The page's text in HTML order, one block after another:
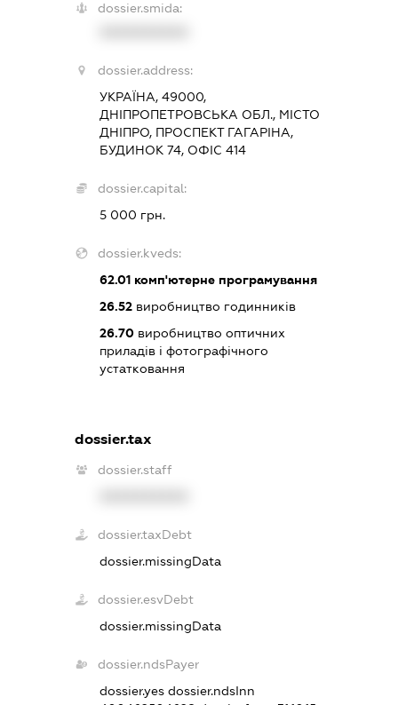
dossier.smida:
dossier.address:
УКРАЇНА, 49000,
ДНІПРОПЕТРОВСЬКА ОБЛ., МІСТО
ДНІПРО, ПРОСПЕКТ ГАГАРІНА,
БУДИНОК 74, ОФІС 414
dossier.capital:
5 000 грн.
dossier.kveds:
62.01 комп'ютерне програмування
26.52 виробництво годинників
26.70 виробництво оптичних
приладів і фотографічного
устатковання
dossier.tax
dossier.staff
dossier.taxDebt
dossier.missingData
dossier.esvDebt
dossier.missingData
dossier.ndsPayer
dossier.yesdossier.ndsInn